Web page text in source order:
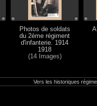
Photos de soldats
du 2ème régiment
d'infanterie. 1914
1918
(14 Images)
Vers les historiques